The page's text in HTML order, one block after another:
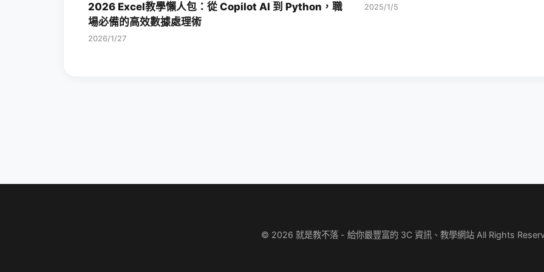
2026 Excel教學懶人包：從 Copilot AI 到 Python，職
場必備的高效數據處理術
2026/1/27
2025/1/5
© 2026 就是教不落 - 給你最豐富的 3C 資訊、教學網站 All Rights